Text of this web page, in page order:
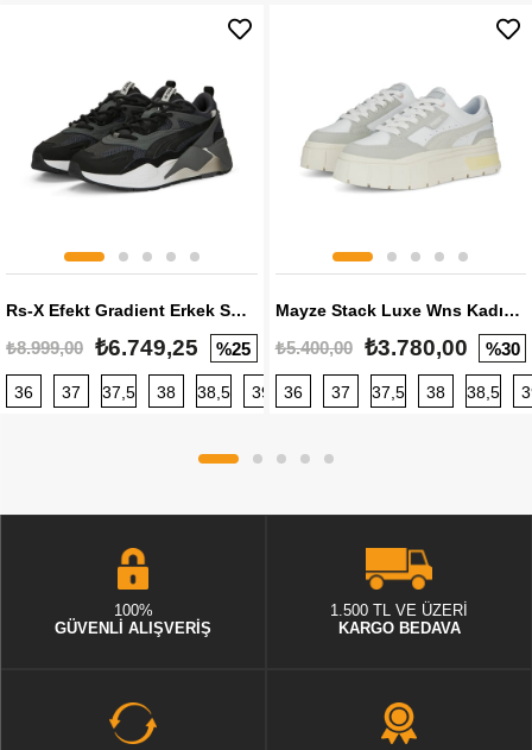
Rs-X Efekt Gradient Erkek Sneaker
₺8.999,00 ₺6.749,25 %25
36 37 37,5 38 38,5 39 40 40,5 41 42 42,5
Mayze Stack Luxe Wns Kadın Sneaker
₺5.400,00 ₺3.780,00 %30
36 37 37,5 38 38,5
100%
GÜVENLİ ALIŞVERİŞ
1.500 TL VE ÜZERİ
KARGO BEDAVA